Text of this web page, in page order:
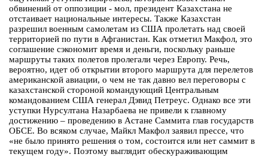
обвинений от оппозиции - мол, президент Казахстана не
отстаивает национальные интересы. Также Казахстан
разрешил военным самолетам из США пролетать над своей
территорией по пути в Афганистан. Как отметил Макфол, это
соглашение сэкономит время и деньги, поскольку раньше
маршруты таких полетов пролегали через Европу. Речь,
вероятно, идет об открытии второго маршрута для перелетов
американской авиации, о чем не так давно вел переговоры с
казахстанской стороной командующий Центральным
командованием США генерал Дэвид Петреус. Однако все эти
уступки Нурсултана Назарбаева не привели к главному
достижению – проведению в Астане Саммита глав государств
ОБСЕ. Во всяком случае, Майкл Макфол заявил прессе, что
«не было принято решения о том, состоится или нет саммит в
текущем году». Поэтому выглядит обескураживающим